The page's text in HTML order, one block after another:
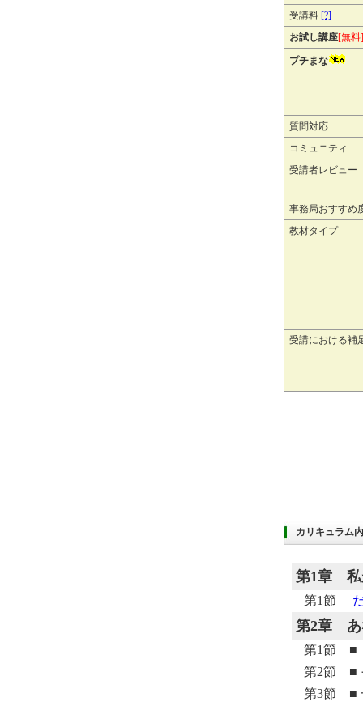
受講料 [?]
お試し講座[無料]
プチまな
質問対応
コミュニティ
受講者レビュー
事務局おすすめ
教材タイプ
受講における補
カリキュラム
第1章
第1節
第2章
第1節 ■
第2節 ■
第3節 ■